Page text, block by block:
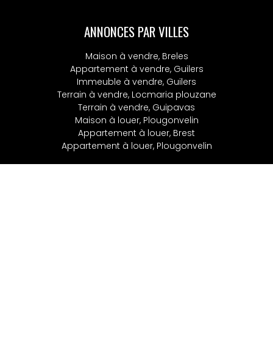
ANNONCES PAR VILLES
Maison à vendre, Breles
Appartement à vendre, Guilers
Immeuble à vendre, Guilers
Terrain à vendre, Locmaria plouzane
Terrain à vendre, Guipavas
Maison à louer, Plougonvelin
Appartement à louer, Brest
Appartement à louer, Plougonvelin